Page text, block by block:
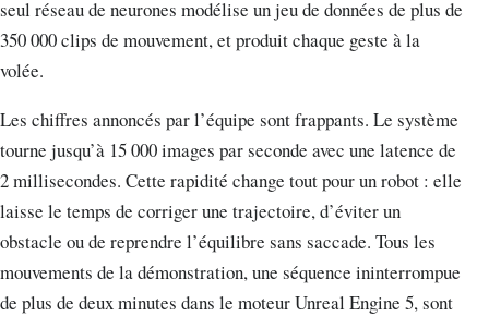
seul réseau de neurones modélise un jeu de données de plus de
350 000 clips de mouvement, et produit chaque geste à la
volée.
Les chiffres annoncés par l’équipe sont frappants. Le système
tourne jusqu’à 15 000 images par seconde avec une latence de
2 millisecondes. Cette rapidité change tout pour un robot : elle
laisse le temps de corriger une trajectoire, d’éviter un
obstacle ou de reprendre l’équilibre sans saccade. Tous les
mouvements de la démonstration, une séquence ininterrompue
de plus de deux minutes dans le moteur Unreal Engine 5, sont